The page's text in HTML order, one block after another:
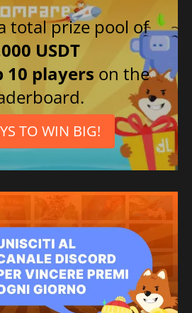
total prize pool of
USDT
10 players on the
TO WIN BIG!